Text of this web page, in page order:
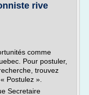
rive
comme
Pour postuler,
trouvez
Postulez ».
Secretaire